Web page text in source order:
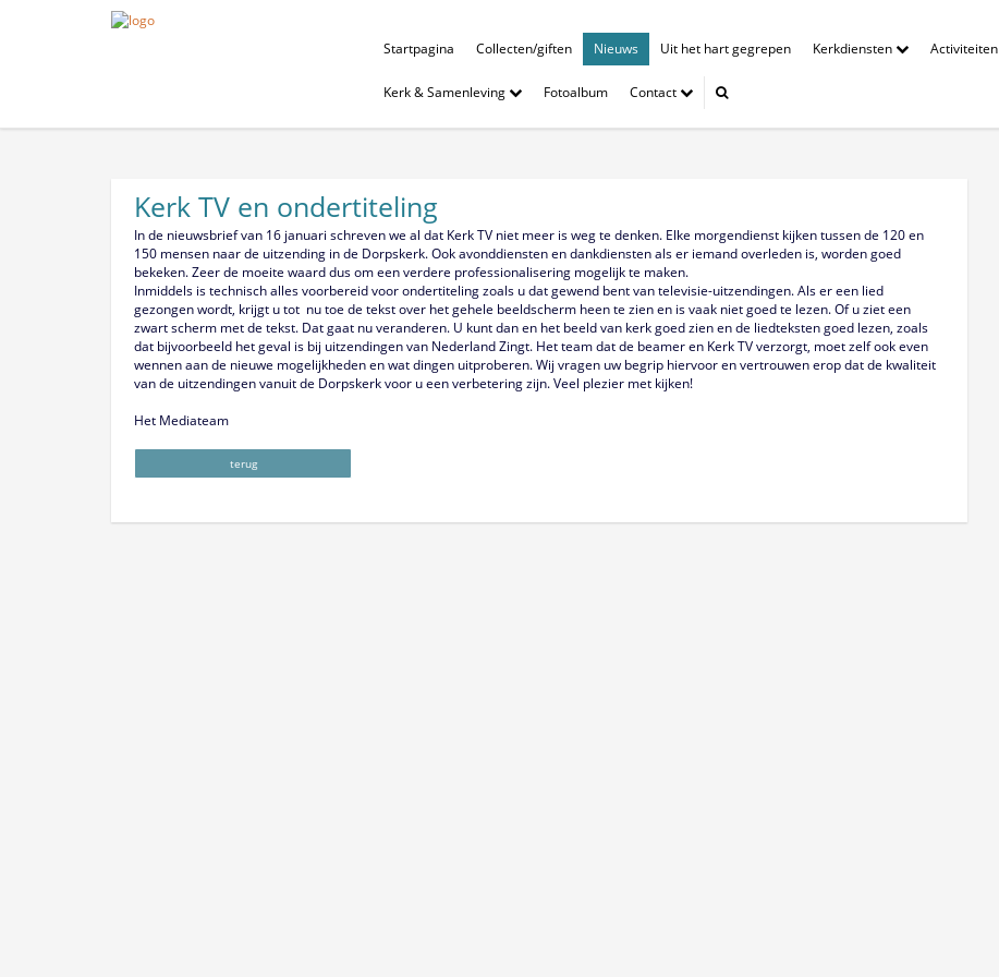
Startpagina Collecten/giften Nieuws Uit het hart gegrepen Kerkdiensten Activiteiten
Kerk & Samenleving Fotoalbum Contact
Kerk TV en ondertiteling
In de nieuwsbrief van 16 januari schreven we al dat Kerk TV niet meer is weg te denken. Elke morgendienst kijken tussen de 120 en
150 mensen naar de uitzending in de Dorpskerk. Ook avonddiensten en dankdiensten als er iemand overleden is, worden goed
bekeken. Zeer de moeite waard dus om een verdere professionalisering mogelijk te maken.
Inmiddels is technisch alles voorbereid voor ondertiteling zoals u dat gewend bent van televisie-uitzendingen. Als er een lied
gezongen wordt, krijgt u tot nu toe de tekst over het gehele beeldscherm heen te zien en is vaak niet goed te lezen. Of u ziet een
zwart scherm met de tekst. Dat gaat nu veranderen. U kunt dan en het beeld van kerk goed zien en de liedteksten goed lezen, zoals
dat bijvoorbeeld het geval is bij uitzendingen van Nederland Zingt. Het team dat de beamer en Kerk TV verzorgt, moet zelf ook even
wennen aan de nieuwe mogelijkheden en wat dingen uitproberen. Wij vragen uw begrip hiervoor en vertrouwen erop dat de kwaliteit
van de uitzendingen vanuit de Dorpskerk voor u een verbetering zijn. Veel plezier met kijken!
Het Mediateam
terug